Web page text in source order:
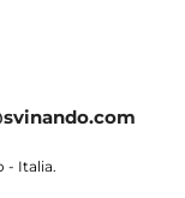
- Italia.